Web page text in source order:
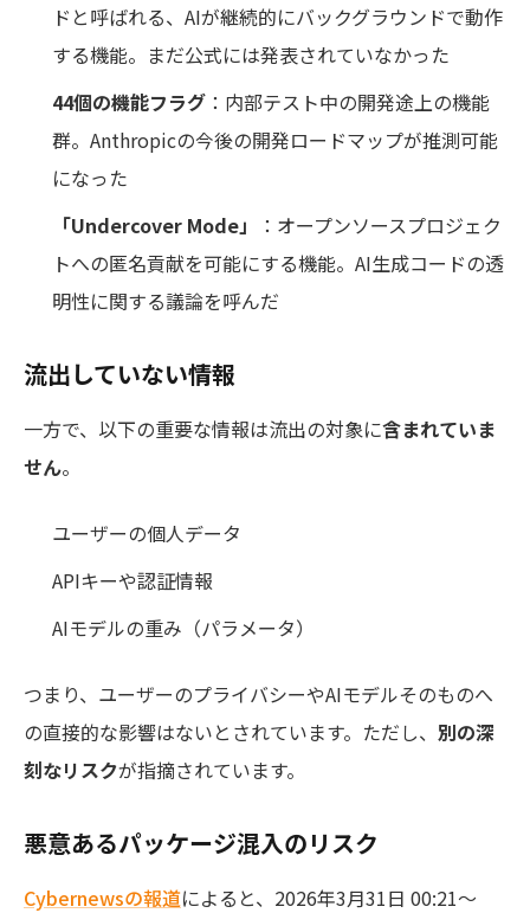
ドと呼ばれる、AIが継続的にバックグラウンドで動作
する機能。まだ公式には発表されていなかった
44個の機能フラグ ：内部テスト中の開発途上の機能
群。Anthropicの今後の開発ロードマップが推測可能
になった
「Undercover Mode」
：オープンソースプロジェク
トへの匿名貢献を可能にする機能。AI生成コードの透
明性に関する議論を呼んだ
流出していない情報
一方で、以下の重要な情報は流出の対象に含まれていま
せん。
ユーザーの個人データ
APIキーや認証情報
AIモデルの重み（パラメータ）
つまり、ユーザーのプライバシーやAIモデルそのものへ
の直接的な影響はないとされています。ただし、 別の深
刻なリスクが指摘されています。
悪意あるパッケージ混入のリスク
Cybernewsの報道によると、2026年3月31日 00:21〜